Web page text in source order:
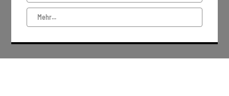
Mehr...